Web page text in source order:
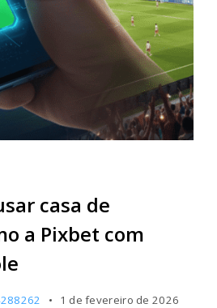
casa de
a Pixbet com
1 de fevereiro de 2026